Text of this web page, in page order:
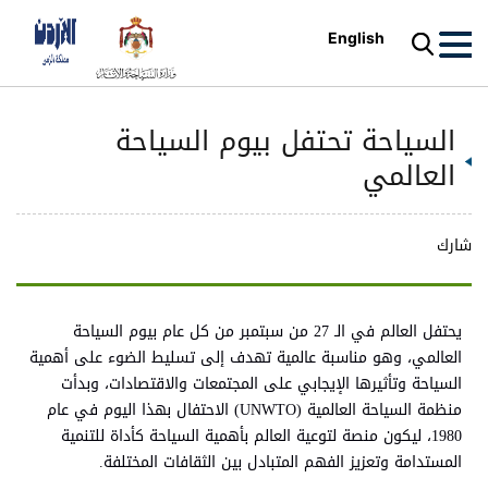
English
السياحة تحتفل بيوم السياحة
العالمي
شارك
يحتفل العالم في الـ 27 من سبتمبر من كل عام بيوم السياحة
العالمي، وهو مناسبة عالمية تهدف إلى تسليط الضوء على أهمية
السياحة وتأثيرها الإيجابي على المجتمعات والاقتصادات، وبدأت
منظمة السياحة العالمية (UNWTO) الاحتفال بهذا اليوم في عام
1980، ليكون منصة لتوعية العالم بأهمية السياحة كأداة للتنمية
المستدامة وتعزيز الفهم المتبادل بين الثقافات المختلفة.